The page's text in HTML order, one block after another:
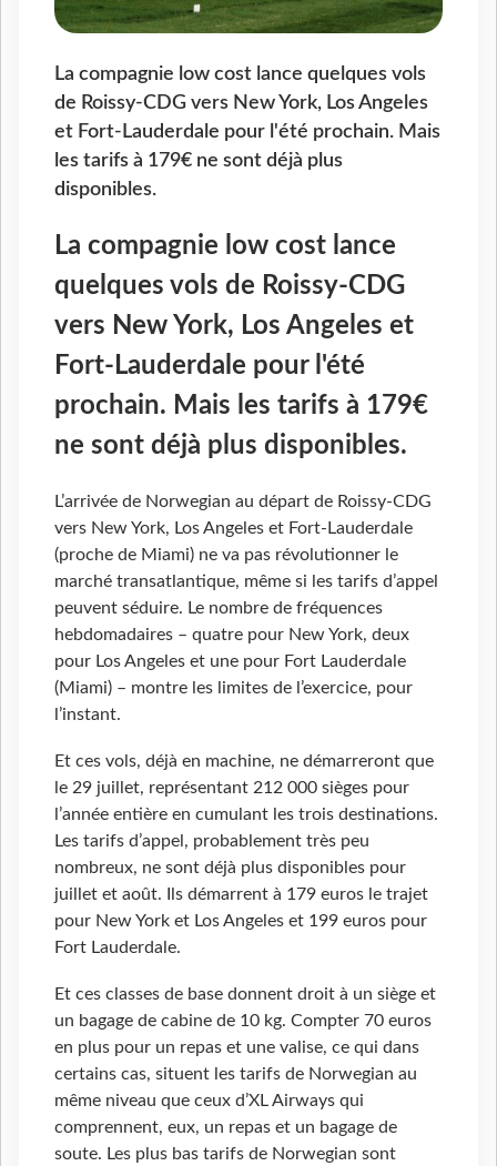
La compagnie low cost lance quelques vols
de Roissy-CDG vers New York, Los Angeles
et Fort-Lauderdale pour l'été prochain. Mais
les tarifs à 179€ ne sont déjà plus
disponibles.
La compagnie low cost lance
quelques vols de Roissy-CDG
vers New York, Los Angeles et
Fort-Lauderdale pour l'été
prochain. Mais les tarifs à 179€
ne sont déjà plus disponibles.
L’arrivée de Norwegian au départ de Roissy-CDG
vers New York, Los Angeles et Fort-Lauderdale
(proche de Miami) ne va pas révolutionner le
marché transatlantique, même si les tarifs d’appel
peuvent séduire. Le nombre de fréquences
hebdomadaires – quatre pour New York, deux
pour Los Angeles et une pour Fort Lauderdale
(Miami) – montre les limites de l’exercice, pour
l’instant.
Et ces vols, déjà en machine, ne démarreront que
le 29 juillet, représentant 212 000 sièges pour
l’année entière en cumulant les trois destinations.
Les tarifs d’appel, probablement très peu
nombreux, ne sont déjà plus disponibles pour
juillet et août. Ils démarrent à 179 euros le trajet
pour New York et Los Angeles et 199 euros pour
Fort Lauderdale.
Et ces classes de base donnent droit à un siège et
un bagage de cabine de 10 kg. Compter 70 euros
en plus pour un repas et une valise, ce qui dans
certains cas, situent les tarifs de Norwegian au
même niveau que ceux d’XL Airways qui
comprennent, eux, un repas et un bagage de
soute. Les plus bas tarifs de Norwegian sont